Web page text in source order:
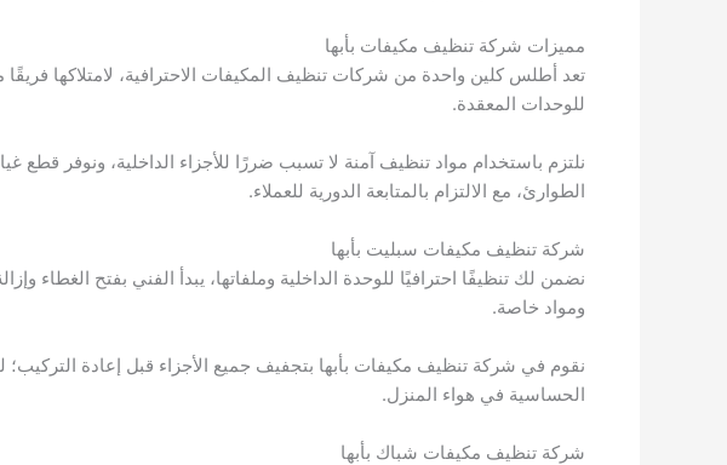
مميزات شركة تنظيف مكيفات بأبها
تعد أطلس كلين واحدة من شركات تنظيف المكيفات الاحترافية، لامتلاكها
للوحدات المعقدة.
الطوارئ، مع الالتزام بالمتابعة الدورية للعملاء.
شركة تنظيف مكيفات سبليت بأبها
نضمن لك تنظيفًا احترافيًا للوحدة الداخلية وملفاتها، يبدأ الفني بفتح الغطاء
ومواد خاصة.
نقوم في شركة تنظيف مكيفات بأبها بتجفيف جميع الأجزاء قبل إعادة التركيب؛
الحساسية في هواء المنزل.
شركة تنظيف مكيفات شباك بأبها